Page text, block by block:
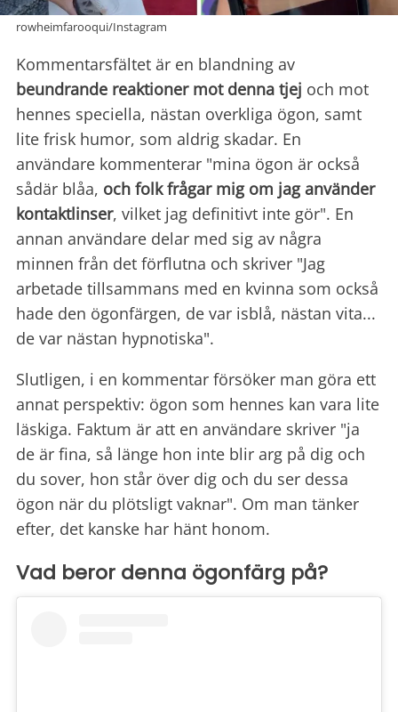
rowheimfarooqui/Instagram
Kommentarsfältet är en blandning av
beundrande reaktioner mot denna tjej och mot
hennes speciella, nästan overkliga ögon, samt
lite frisk humor, som aldrig skadar. En
användare kommenterar "mina ögon är också
sådär blåa, och folk frågar mig om jag använder
kontaktlinser, vilket jag definitivt inte gör". En
annan användare delar med sig av några
minnen från det förflutna och skriver "Jag
arbetade tillsammans med en kvinna som också
hade den ögonfärgen, de var isblå, nästan vita...
de var nästan hypnotiska".
Slutligen, i en kommentar försöker man göra ett
annat perspektiv: ögon som hennes kan vara lite
läskiga. Faktum är att en användare skriver "ja
de är fina, så länge hon inte blir arg på dig och
du sover, hon står över dig och du ser dessa
ögon när du plötsligt vaknar". Om man tänker
efter, det kanske har hänt honom.
Vad beror denna ögonfärg på?